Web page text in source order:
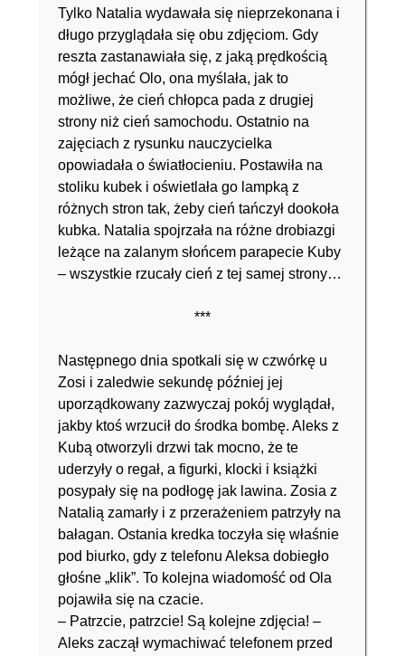
Tylko Natalia wydawała się nieprzekonana i
długo przyglądała się obu zdjęciom. Gdy
reszta zastanawiała się, z jaką prędkością
mógł jechać Olo, ona myślała, jak to
możliwe, że cień chłopca pada z drugiej
strony niż cień samochodu. Ostatnio na
zajęciach z rysunku nauczycielka
opowiadała o światłocieniu. Postawiła na
stoliku kubek i oświetlała go lampką z
różnych stron tak, żeby cień tańczył dookoła
kubka. Natalia spojrzała na różne drobiazgi
leżące na zalanym słońcem parapecie Kuby
– wszystkie rzucały cień z tej samej strony…
***
Następnego dnia spotkali się w czwórkę u
Zosi i zaledwie sekundę później jej
uporządkowany zazwyczaj pokój wyglądał,
jakby ktoś wrzucił do środka bombę. Aleks z
Kubą otworzyli drzwi tak mocno, że te
uderzyły o regał, a figurki, klocki i książki
posypały się na podłogę jak lawina. Zosia z
Natalią zamarły i z przerażeniem patrzyły na
bałagan. Ostania kredka toczyła się właśnie
pod biurko, gdy z telefonu Aleksa dobiegło
głośne „klik”. To kolejna wiadomość od Ola
pojawiła się na czacie.
– Patrzcie, patrzcie! Są kolejne zdjęcia! –
Aleks zaczął wymachiwać telefonem przed